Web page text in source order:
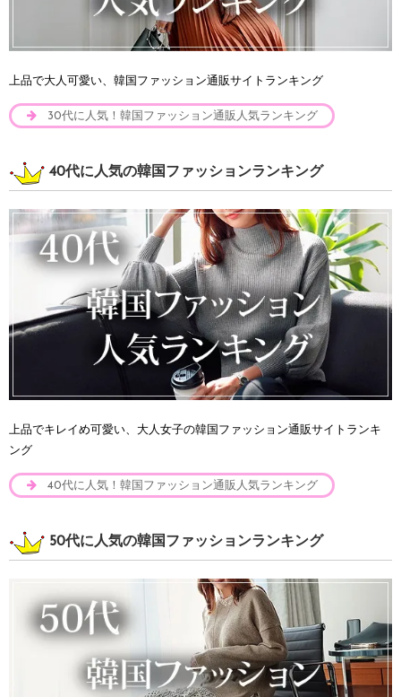
上品で大人可愛い、韓国ファッション通販サイトランキング
30代に人気！韓国ファッション通販人気ランキング
40代に人気の韓国ファッションランキング
上品でキレイめ可愛い、大人女子の韓国ファッション通販サイトランキ
ング
40代に人気！韓国ファッション通販人気ランキング
50代に人気の韓国ファッションランキング